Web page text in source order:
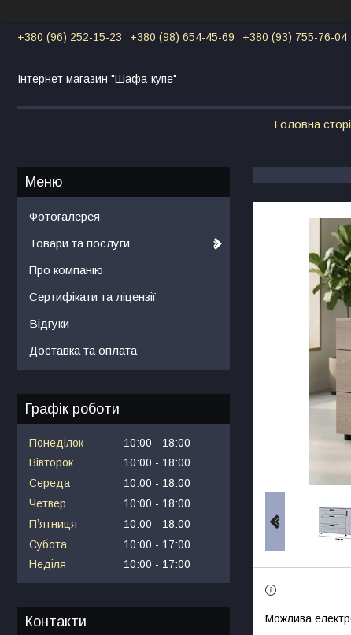
+380 (96) 252-15-23 +380 (98) 654-45-69 +380 (93) 755-76-04
Інтернет магазин "Шафа-купе"
Головна
Фотогалерея
Товари та послуги
Про компанію
Сертифікати та ліцензії
Відгуки
Доставка та оплата
Графік роботи
Понеділок 10:00
18:00
Вівторок
10:00
18:00
Середа
10:00
18:00
Четвер
10:00
18:00
Пʼятниця
10:00
18:00
Субота
10:00
17:00
Неділя
10:00 17:00
Контакти